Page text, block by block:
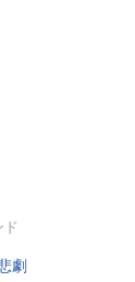
ド
劇